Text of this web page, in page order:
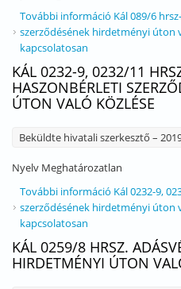
További információ Kál 089/6
szerződésének hirdetményi úton
kapcsolatosan
KÁL 0232-9, 0232/11
HASZONBÉRLETI
ÚTON VALÓ KÖZLÉSE
Beküldte hivatali szerkesztő –
Nyelv Meghatározatlan
További információ Kál 0232-9,
szerződésének hirdetményi úton
kapcsolatosan
KÁL 0259/8 HRSZ.
HIRDETMÉNYI ÚTON